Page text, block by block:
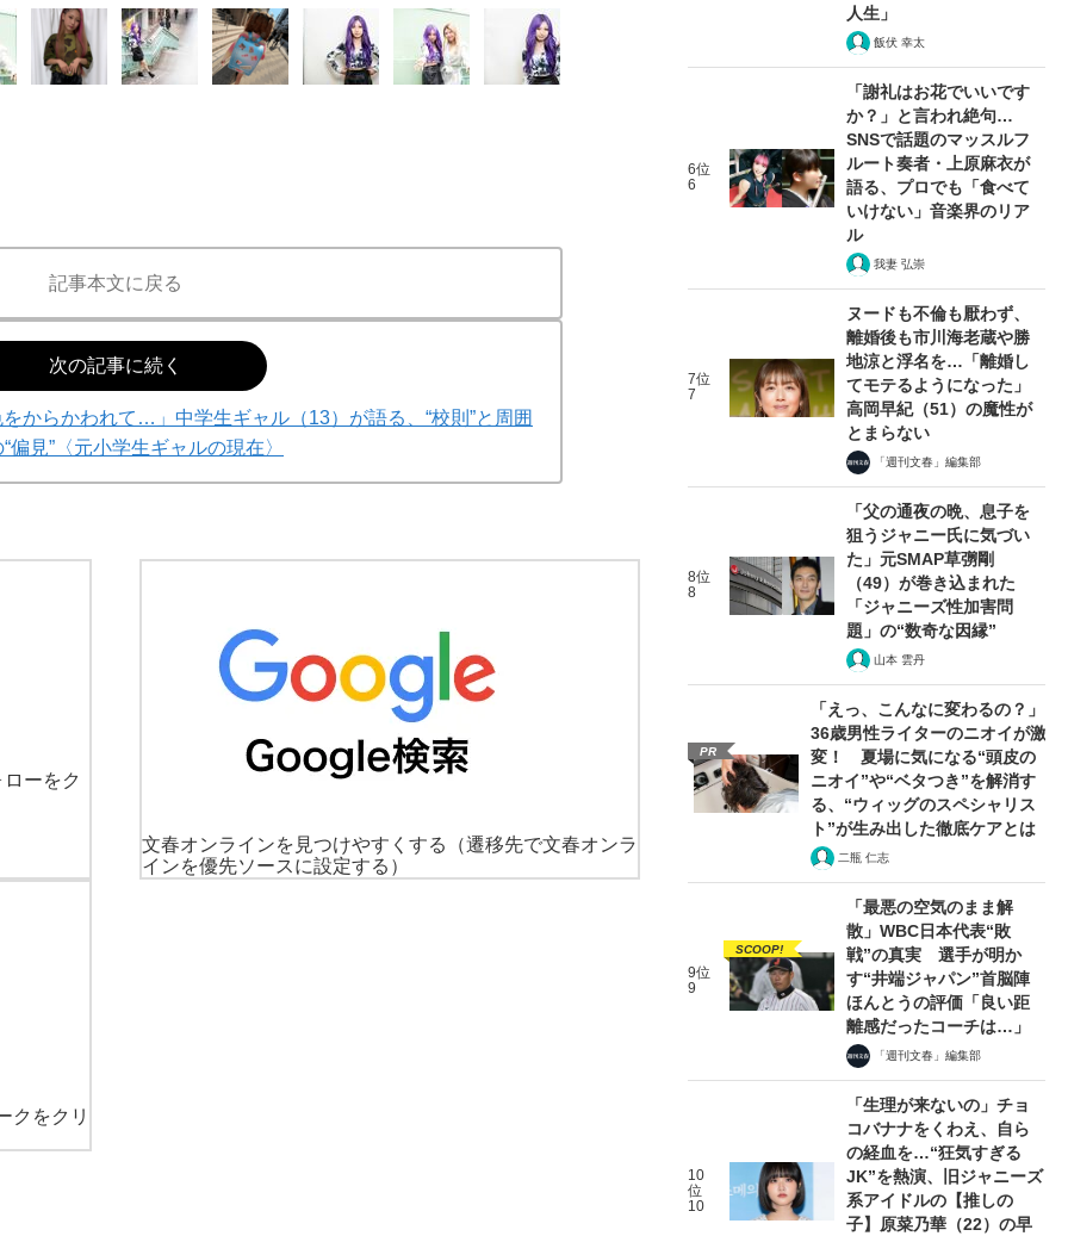
記事本文に戻る
次の記事に続く
からかわれて…」中学生ギャル（13）が語る、“校則”と周囲
偏見”〈元小学生ギャルの現在〉
ーをク
文春オンラインを見つけやすくする
（遷移先で文春オンラ
インを優先ソースに設定する）
クをクリ
人生」
飯伏 幸太
6位
6
「謝礼はお花でいいです
か？」と言われ絶句…
SNSで話題のマッスルフ
ルート奏者・上原麻衣が
語る、プロでも「食べて
いけない」音楽界のリア
ル
我妻 弘崇
7位
7
ヌードも不倫も厭わず、
離婚後も市川海老蔵や勝
地涼と浮名を…「離婚し
てモテるようになった」
高岡早紀（51）の魔性が
とまらない
「週刊文春」編集部
8位
8
「父の通夜の晩、息子を
狙うジャニー氏に気づい
た」元SMAP草彅剛
（49）が巻き込まれた
「ジャニーズ性加害問
題」の“数奇な因縁”
山本 雲丹
PR
「えっ、こんなに変わるの？」
36歳男性ライターのニオイが激
変！ 夏場に気になる“頭皮の
ニオイ”や“ベタつき”を解消す
る、“ウィッグのスペシャリス
ト”が生み出した徹底ケアとは
二瓶 仁志
9位
9
SCOOP!
「最悪の空気のまま解
散」WBC日本代表“敗
戦”の真実 選手が明か
す“井端ジャパン”首脳陣
ほんとうの評価「良い距
離感だったコーチは…」
「週刊文春」編集部
10
位
10
「生理が来ないの」チョ
コバナナをくわえ、自ら
の経血を…“狂気すぎる
JK”を熱演、旧ジャニーズ
系アイドルの【推しの
子】原菜乃華（22）の早